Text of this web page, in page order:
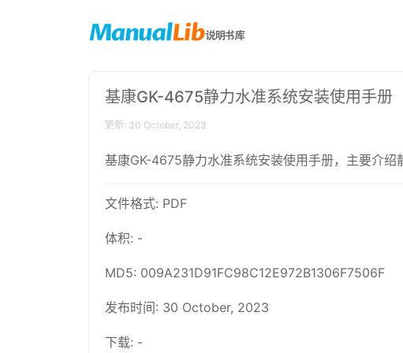
基康GK-4675静力水准系统安装使用手册
更新: 30 October, 2023
基康GK-4675静力水准系统安装使用手册，主要介绍
文件格式: PDF
体积: -
MD5: 009A231D91FC98C12E972B1306F7506F
发布时间: 30 October, 2023
下载: -